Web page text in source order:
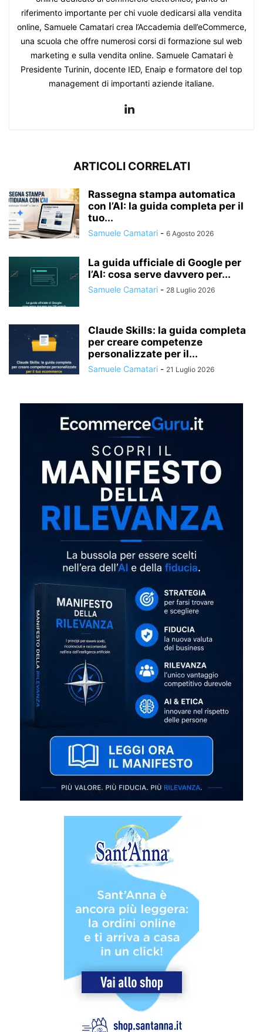
riferimento importante per chi vuole dedicarsi alla vendita
online, Samuele Camatari crea l’Accademia dell’eCommerce,
una scuola che offre numerosi corsi di formazione sul web
marketing e sulla vendita online. Samuele Camatari è
Presidente Turinin, docente IED, Enaip e formatore del top
management di importanti aziende italiane.
ARTICOLI CORRELATI
Rassegna stampa automatica
con l’AI: la guida completa per il
tuo...
Samuele Camatari - 6 Agosto 2026
La guida ufficiale di Google per
l’AI: cosa serve davvero per...
Samuele Camatari - 28 Luglio 2026
Claude Skills: la guida completa
per creare competenze
personalizzate per il...
Samuele Camatari - 21 Luglio 2026